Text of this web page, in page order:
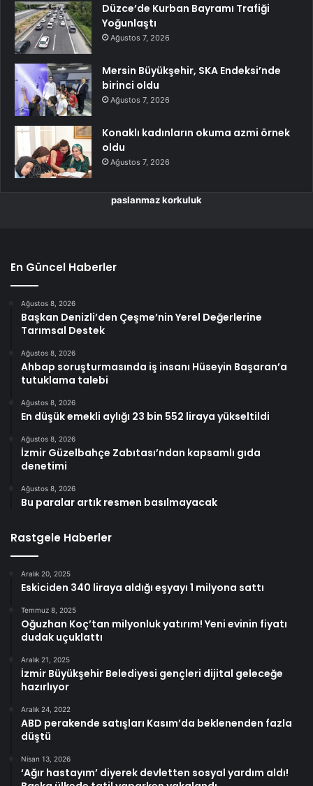
Düzce’de Kurban Bayramı Trafiği
Yoğunlaştı
Ağustos 7, 2026
Mersin Büyükşehir, SKA Endeksi’nde
birinci oldu
Ağustos 7, 2026
Konaklı kadınların okuma azmi örnek
oldu
Ağustos 7, 2026
paslanmaz korkuluk
En Güncel Haberler
Ağustos 8, 2026
Başkan Denizli’den Çeşme’nin Yerel Değerlerine
Tarımsal Destek
Ağustos 8, 2026
Ahbap soruşturmasında iş insanı Hüseyin Başaran’a
tutuklama talebi
Ağustos 8, 2026
En düşük emekli aylığı 23 bin 552 liraya yükseltildi
Ağustos 8, 2026
İzmir Güzelbahçe Zabıtası’ndan kapsamlı gıda
denetimi
Ağustos 8, 2026
Bu paralar artık resmen basılmayacak
Rastgele Haberler
Aralık 20, 2025
Eskiciden 340 liraya aldığı eşyayı 1 milyona sattı
Temmuz 8, 2025
Oğuzhan Koç’tan milyonluk yatırım! Yeni evinin fiyatı
dudak uçuklattı
Aralık 21, 2025
İzmir Büyükşehir Belediyesi gençleri dijital geleceğe
hazırlıyor
Aralık 24, 2022
ABD perakende satışları Kasım’da beklenenden fazla
düştü
Nisan 13, 2026
‘Ağır hastayım’ diyerek devletten sosyal yardım aldı!